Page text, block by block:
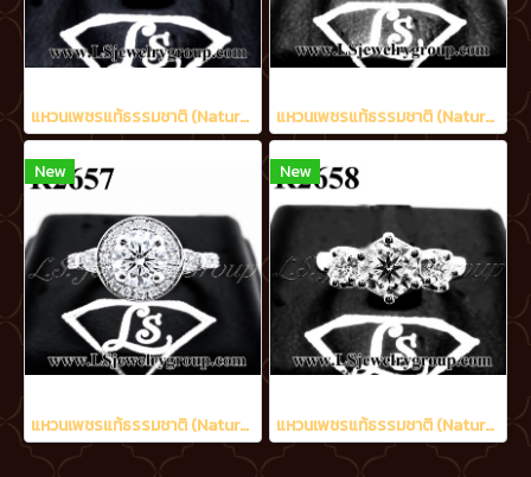
แหวนเพชรแท้ธรรมชาติ (Natural Diamonds) 0.90 Ct.มีใบCer E color (น้ำ 99%)/VVS แหวนเพชรแท้ธรรมชาติ (Natural Diamonds) 0.58 Ct.
New
แหวนเพชรแท้ธรรมชาติ (Natural Diamonds) 1.42 Ct. มีใบ Cer E color (น้ำ 99%)/VVS
New
แหวนเพชรแท้ธรรมชาติ (Natural Diamonds) 1.20 Ct. มีใบ Cer E color (น้ำ 99%)/VVS